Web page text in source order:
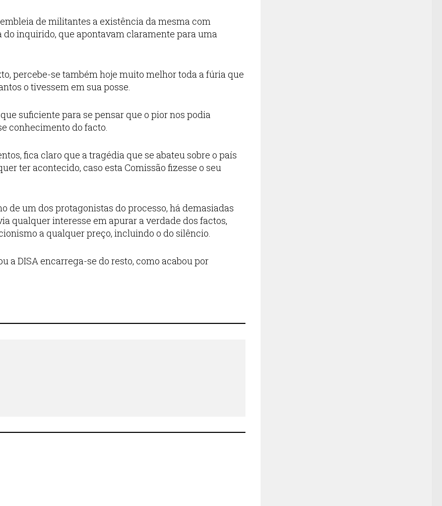
de militantes a existência da mesma com
inquirido, que apontavam claramente para uma
percebe-se também hoje muito melhor toda a fúria que
o tivessem em sua posse.
suficiente para se pensar que o pior nos podia
conhecimento do facto.
fica claro que a tragédia que se abateu sobre o país
ter acontecido, caso esta Comissão fizesse o seu
de um dos protagonistas do processo, há demasiadas
qualquer interesse em apurar a verdade dos factos,
a qualquer preço, incluindo o do silêncio.
a DISA encarrega-se do resto, como acabou por